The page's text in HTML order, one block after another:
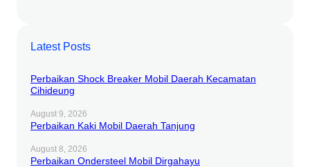
Latest Posts
Perbaikan Shock Breaker Mobil Daerah Kecamatan
Cihideung
August 9, 2026
Perbaikan Kaki Mobil Daerah Tanjung
August 8, 2026
Perbaikan Ondersteel Mobil Dirgahayu